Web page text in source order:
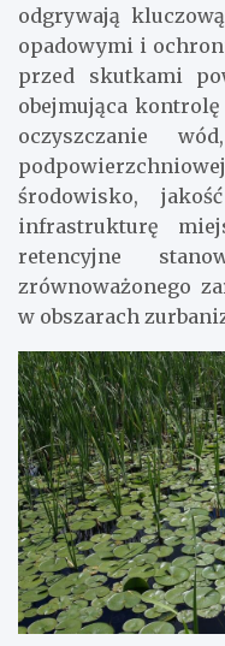
odgrywają
opadowymi i
przed skutkami
obejmująca
oczyszczanie
środowisko,
infrastrukturę
retencyjne
zrównoważonego
w obszarach